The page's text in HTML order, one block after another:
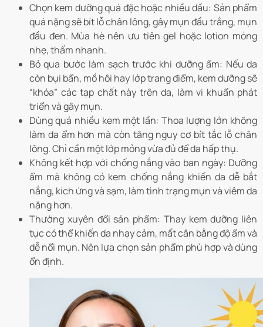
Chọn kem dưỡng quá đặc hoặc nhiều dầu: Sản phẩm
quá nặng sẽ bít lỗ chân lông, gây mụn đầu trắng, mụn
đầu đen. Mùa hè nên ưu tiên gel hoặc lotion mỏng
nhẹ, thấm nhanh.
Bỏ qua bước làm sạch trước khi dưỡng ẩm: Nếu da
còn bụi bẩn, mồ hôi hay lớp trang điểm, kem dưỡng sẽ
“khóa” các tạp chất này trên da, làm vi khuẩn phát
triển và gây mụn.
Dùng quá nhiều kem một lần: Thoa lượng lớn không
làm da ẩm hơn mà còn tăng nguy cơ bít tắc lỗ chân
lông. Chỉ cần một lớp mỏng vừa đủ để da hấp thụ.
Không kết hợp với chống nắng vào ban ngày: Dưỡng
ẩm mà không có kem chống nắng khiến da dễ bắt
nắng, kích ứng và sạm, làm tình trạng mụn và viêm da
nặng hơn.
Thường xuyên đổi sản phẩm: Thay kem dưỡng liên
tục có thể khiến da nhạy cảm, mất cân bằng độ ẩm và
dễ nổi mụn. Nên lựa chọn sản phẩm phù hợp và dùng
ổn định.